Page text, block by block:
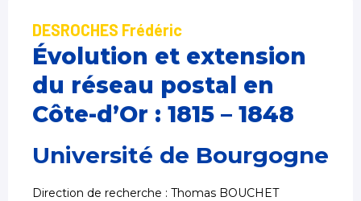
DESROCHES Frédéric
Évolution et extension
du réseau postal en
Côte-d’Or : 1815 – 1848
Université de Bourgogne
Direction de recherche : Thomas BOUCHET